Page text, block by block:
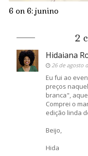
6 on 6: junino
2
Hidaiana
26 de agosto
Eu fui ao
preços
branca",
Comprei o
edição linda
Beijo,
Hida